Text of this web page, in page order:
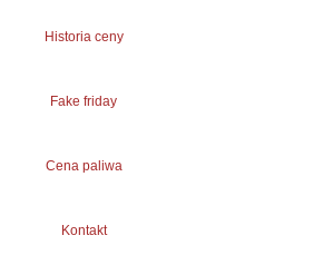
Historia ceny
Fake friday
Cena paliwa
Kontakt